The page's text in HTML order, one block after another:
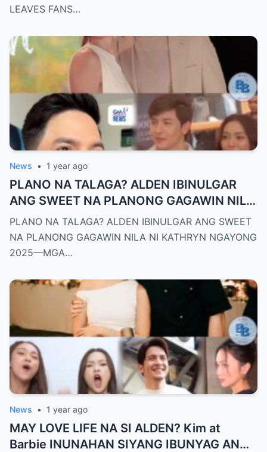
LEAVES FANS…
News • 1 year ago
PLANO NA TALAGA? ALDEN IBINULGAR
ANG SWEET NA PLANONG GAGAWIN NILA
NI KATHRYN NGAYONG 2025—MGA
TAGA-SUBAYBAY, KINILIG NG TODO!
PLANO NA TALAGA? ALDEN IBINULGAR ANG SWEET
NA PLANONG GAGAWIN NILA NI KATHRYN NGAYONG
2025—MGA…
News • 1 year ago
MAY LOVE LIFE NA SI ALDEN? Kim at
Barbie INUNAHAN SIYANG IBUNYAG ANG